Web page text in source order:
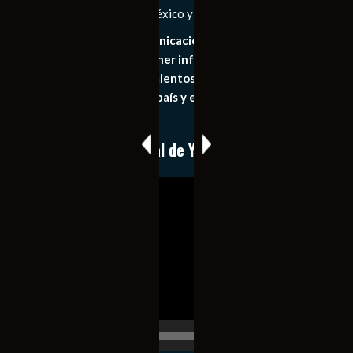
Las Noticias Diarias de México y el Mundo a Tu Alcance
Somos un medio de comunicación digital que tiene como
principal objetivo mantener informado al publico en
general de los acontecimientos mas recientes e
importantes de nuestro país y el mundo de forma eficaz,
Conoce nuestro canal de YouTube